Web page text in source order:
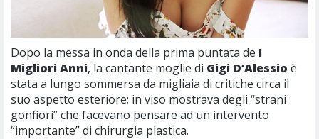
Dopo la messa in onda della prima puntata de I
Migliori Anni, la cantante moglie di Gigi D’Alessio è
stata a lungo sommersa da migliaia di critiche circa il
suo aspetto esteriore; in viso mostrava degli “strani
gonfiori” che facevano pensare ad un intervento
“importante” di chirurgia plastica.